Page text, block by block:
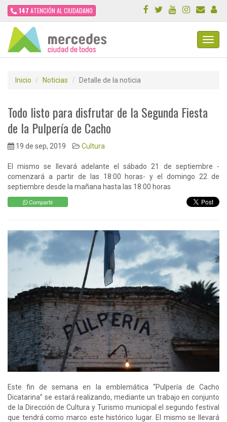
147 ATENCIÓN AL CIUDADANO
Inicio Noticias Detalle de la noticia
Todo listo para disfrutar de la Segunda Fiesta
de la Pulpería de Cacho
19 de sep, 2019 Cultura
El mismo se llevará adelante el sábado 21 de septiembre -
comenzará a partir de las 18:00 horas- y el domingo 22 de
septiembre desde la mañana hasta las 18:00 horas
Compartir
Este fin de semana en la emblemática “Pulpería de Cacho
Dicatarina” se estará realizando, mediante un trabajo en conjunto
de la Dirección de Cultura y Turismo municipal el segundo festival
que tendrá como marco este histórico lugar. El mismo se llevará